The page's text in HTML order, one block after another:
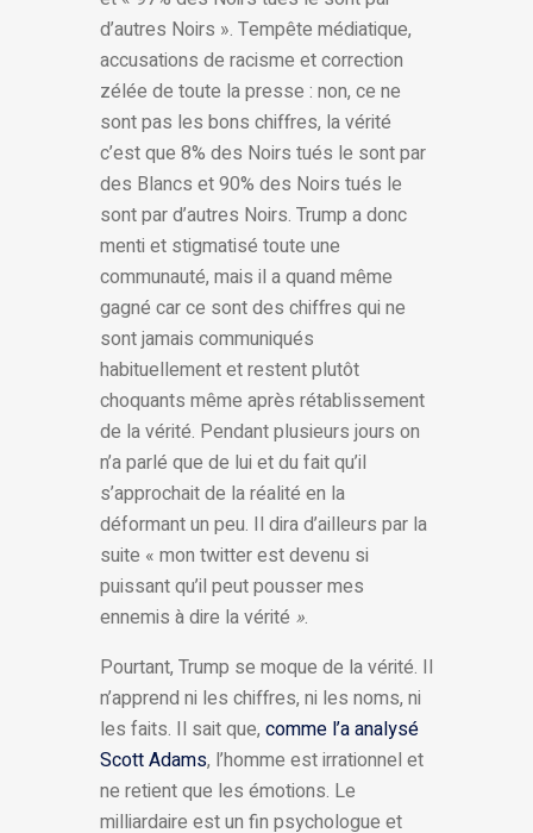
d’autres Noirs ». Tempête médiatique,
accusations de racisme et correction
zélée de toute la presse : non, ce ne
sont pas les bons chiffres, la vérité
c’est que 8% des Noirs tués le sont par
des Blancs et 90% des Noirs tués le
sont par d’autres Noirs. Trump a donc
menti et stigmatisé toute une
communauté, mais il a quand même
gagné car ce sont des chiffres qui ne
sont jamais communiqués
habituellement et restent plutôt
choquants même après rétablissement
de la vérité. Pendant plusieurs jours on
n’a parlé que de lui et du fait qu’il
s’approchait de la réalité en la
déformant un peu. Il dira d’ailleurs par la
suite « mon twitter est devenu si
puissant qu’il peut pousser mes
ennemis à dire la vérité ».
Pourtant, Trump se moque de la vérité. Il
n’apprend ni les chiffres, ni les noms, ni
les faits. Il sait que, comme l’a analysé
Scott Adams, l’homme est irrationnel et
ne retient que les émotions. Le
milliardaire est un fin psychologue et